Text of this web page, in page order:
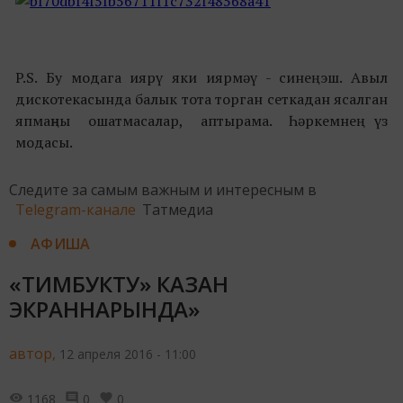
P.S. Бу модага иярү яки иярмәү - синең эш. Авыл
дискотекасында балык тота торган сеткадан ясалган
япмаңны ошатмасалар, аптырама. Һәркемнең үз
модасы.
Следите за самым важным и интересным в
Telegram-канале Татмедиа
АФИША
«ТИМБУКТУ» КАЗАН
ЭКРАННАРЫНДА»
автор, 12 апреля 2016 - 11:00
1168 0 0